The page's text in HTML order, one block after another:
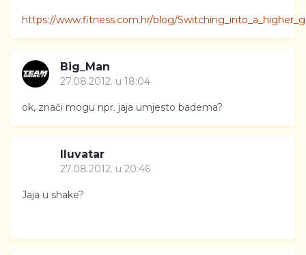
https://www.fitness.com.hr/blog/
Big_Man
27.08.2012. u 18:04
ok, znači mogu npr. jaja umjesto badema?
Iluvatar
27.08.2012. u 20:46
Jaja u shake?